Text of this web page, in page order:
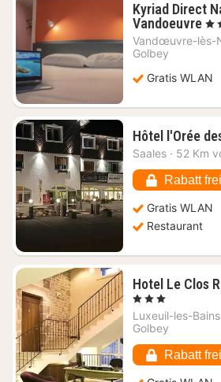
Kyriad Direct
Vandoeuvre1
€
, 3
Vandœuvre-lès-
Golbey
Gratis WLAN
Hôtel l'Orée
Saales · 52 Km
Rabatt
Gratis WLAN
Restaurant
Hotel Le Clos
, 3 Sterne
Luxeuil-les-Bains
Golbey
Rabatt